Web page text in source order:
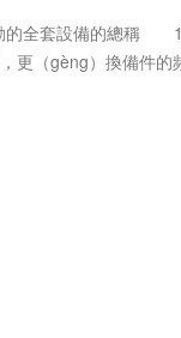
全套設備的總稱 1
（gèng）換備件的